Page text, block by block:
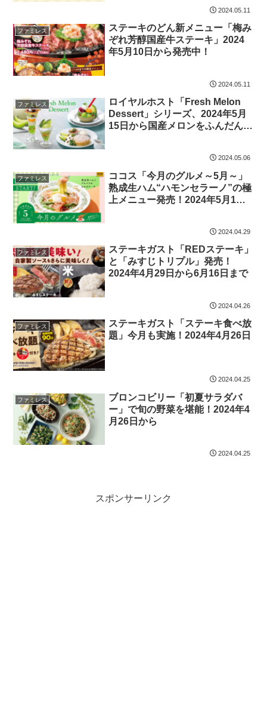
2024.05.11
ファミレス
ステーキのどん新メニュー「梅み
ぞれ芳醇国産牛ステーキ」2024
年5月10日から発売中！
2024.05.11
ファミレス
ロイヤルホスト「Fresh Melon
Dessert」シリーズ、2024年5月
15日から国産メロンをふんだんに
2024.05.06
ファミレス
ココス「今月のグルメ～5月～」
熟成生ハム“ハモンセラーノ”の極
上メニュー発売！2024年5月1日
2024.04.29
ファミレス
ステーキガスト「REDステーキ」
と「みすじトリプル」発売！
2024年4月29日から6月16日まで
2024.04.26
ファミレス
ステーキガスト「ステーキ食べ放
題」今月も実施！2024年4月26日
2024.04.25
ファミレス
ブロンコビリー「初夏サラダバ
ー」で旬の野菜を堪能！2024年4
月26日から
2024.04.25
スポンサーリンク